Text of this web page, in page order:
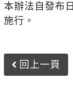
本辦法自發布日
施行。
回上一頁